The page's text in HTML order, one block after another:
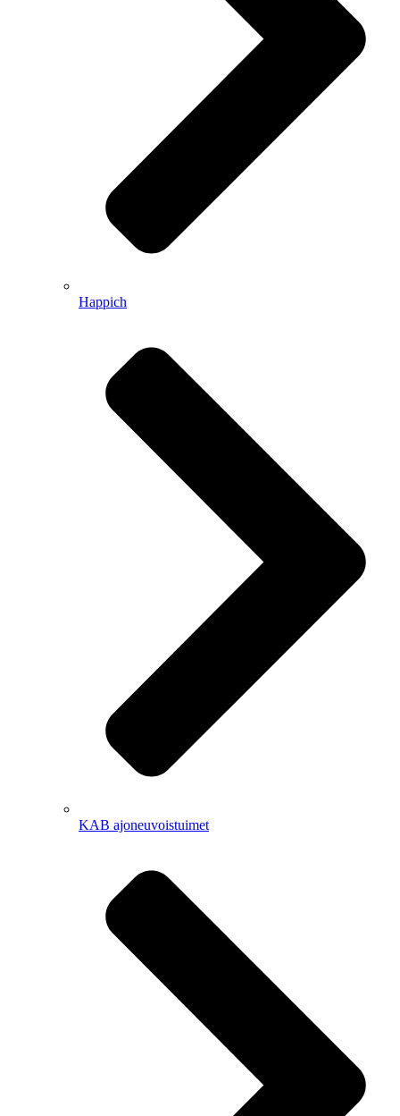
Happich
KAB ajoneuvoistuimet